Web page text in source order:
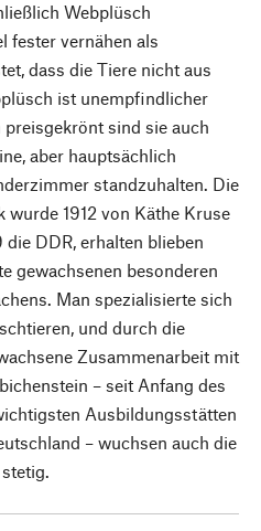
Webplüsch
fester vernähen als
dass die Tiere nicht aus
ist unempfindlicher
sind sie auch
aber hauptsächlich
standzuhalten. Die
1912 von Käthe Kruse
DDR, erhalten blieben
gewachsenen besonderen
Man spezialisierte sich
und durch die
Zusammenarbeit mit
– seit Anfang des
Ausbildungsstätten
– wuchsen auch die